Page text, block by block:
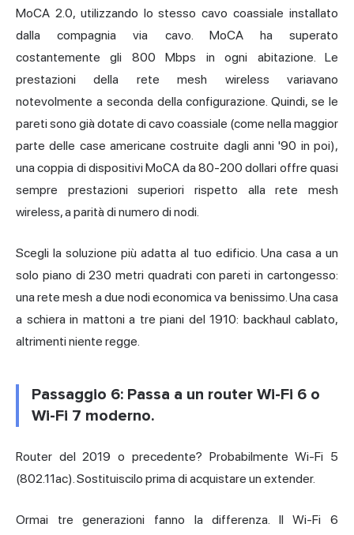
MoCA 2.0, utilizzando lo stesso cavo coassiale installato
dalla compagnia via cavo. MoCA ha superato
costantemente gli 800 Mbps in ogni abitazione. Le
prestazioni della rete mesh wireless variavano
notevolmente a seconda della configurazione. Quindi, se le
pareti sono già dotate di cavo coassiale (come nella maggior
parte delle case americane costruite dagli anni '90 in poi),
una coppia di dispositivi MoCA da 80-200 dollari offre quasi
sempre prestazioni superiori rispetto alla rete mesh
wireless, a parità di numero di nodi.
Scegli la soluzione più adatta al tuo edificio. Una casa a un
solo piano di 230 metri quadrati con pareti in cartongesso:
una rete mesh a due nodi economica va benissimo. Una casa
a schiera in mattoni a tre piani del 1910: backhaul cablato,
altrimenti niente regge.
Passaggio 6: Passa a un router Wi-Fi 6 o
Wi-Fi 7 moderno.
Router del 2019 o precedente? Probabilmente Wi-Fi 5
(802.11ac). Sostituiscilo prima di acquistare un extender.
Ormai tre generazioni fanno la differenza. Il Wi-Fi 6